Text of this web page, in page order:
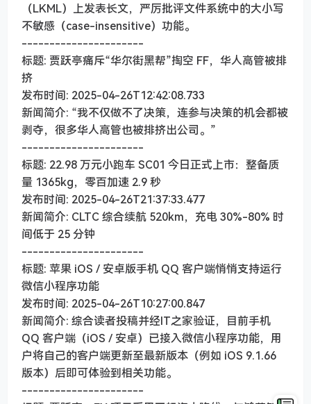
（LKML）上发表长文，严厉批评文件系统中的大小写
不敏感（case-insensitive）功能。
----------------------
标题: 贾跃亭痛斥“华尔街黑帮”掏空 FF，华人高管被排
挤
发布时间: 2025-04-26T12:42:08.733
新闻简介: “我不仅做不了决策，连参与决策的机会都被
剥夺，很多华人高管也被排挤出公司。”
----------------------
标题: 22.98 万元小跑车 SC01 今日正式上市：整备质
量 1365kg，零百加速 2.9 秒
发布时间: 2025-04-26T21:37:33.477
新闻简介: CLTC 综合续航 520km，充电 30%-80% 时
间低于 25 分钟
----------------------
标题: 苹果 iOS / 安卓版手机 QQ 客户端悄悄支持运行
微信小程序功能
发布时间: 2025-04-26T10:27:00.847
新闻简介: 综合读者投稿并经IT之家验证，目前手机
QQ 客户端（iOS / 安卓）已接入微信小程序功能，用
户将自己的客户端更新至最新版本（例如 iOS 9.1.66
版本）后即可体验到相关功能。
----------------------